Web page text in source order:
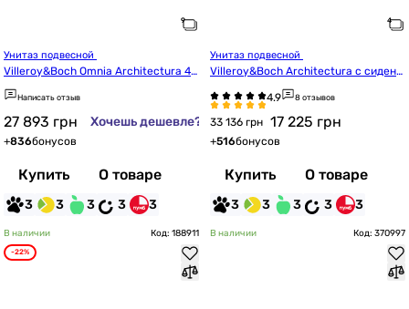
Villeroy&Boch Omnia Architectura 46
94HR01 с крышкой 98M9C101 Soft-cl
oseНаписать отзыв
27 893 грн Хочешь дешевле?
+836бонусов
Купить О товаре
3 3 3 3 3
Villeroy&Boch Architectura с сидень
ем Slow closing 4694CL01
8 отзывов
33 136 грн 17 225 грн
+516бонусов
Купить О товаре
3 3 3 3 3
В наличии Код: 188911
-22%
В наличии Код: 370997